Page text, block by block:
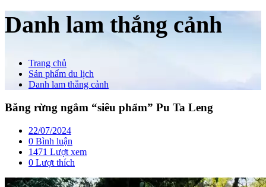
Danh lam thắng cảnh
Trang chủ
Sản phẩm du lịch
Danh lam thắng cảnh
Băng rừng ngắm “siêu phẩm” Pu Ta Leng
22/07/2024
0 Bình luận
1471 Lượt xem
0 Lượt thích